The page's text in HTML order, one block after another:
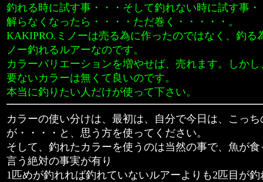
釣れる時に試す事・・・そして釣れない時に試す事
解らなくなったら・・・・ただ巻く・・・・・。
KAKIPRO.ミノーは売る為に作ったのではなく、釣る
ノー釣れるルアーなのです。
カラーバリエーションを増やせば、売れます。しか
要ないカラーは無くて良いのです。
本当に釣りたい人だけが使って下さい。
カラーの使い分けは、最初は、自分で今日は、こっち
が・・・・と、思う方を使ってください。
そして、釣れたカラーを使うのは当然の事で、魚が
言う絶対の事実が有り
1匹めが釣れれば釣れていないルアーよりも2匹目が